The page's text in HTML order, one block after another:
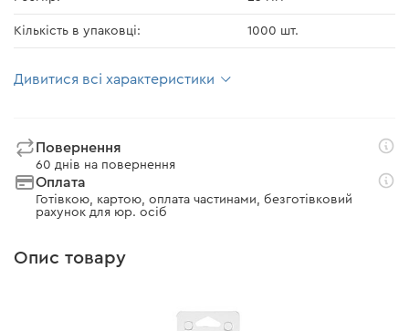
Кількість в упаковці: 1000 шт.
Дивитися всі характеристики
Повернення
60 днів на повернення
Оплата
Готівкою, картою, оплата частинами, безготівковий
рахунок для юр. осіб
Опис товару